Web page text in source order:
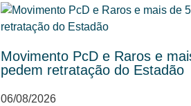
Movimento PcD e Raros e
pedem retratação do Estadão
06/08/2026